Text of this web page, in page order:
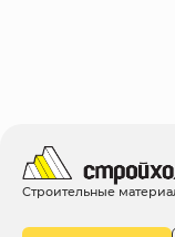
Строительные